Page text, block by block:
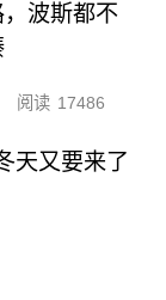
波斯都不
阅读 17486
天又要来了